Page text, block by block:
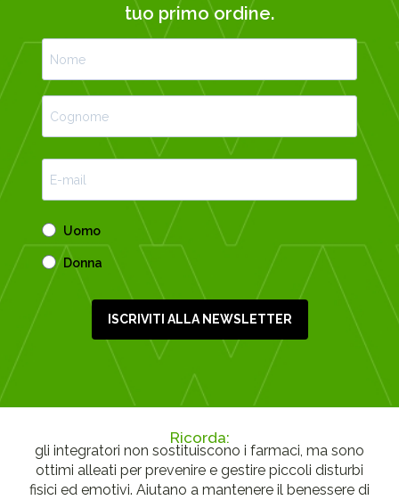
tuo primo ordine.
Uomo
Donna
ISCRIVITI ALLA NEWSLETTER
Ricorda:
gli integratori non sostituiscono i farmaci, ma sono
ottimi alleati per prevenire e gestire piccoli disturbi
fisici ed emotivi. Aiutano a mantenere il benessere di